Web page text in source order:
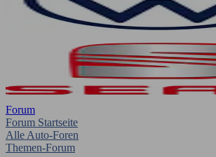
Forum
Forum Startseite
Alle Auto-Foren
Themen-Forum